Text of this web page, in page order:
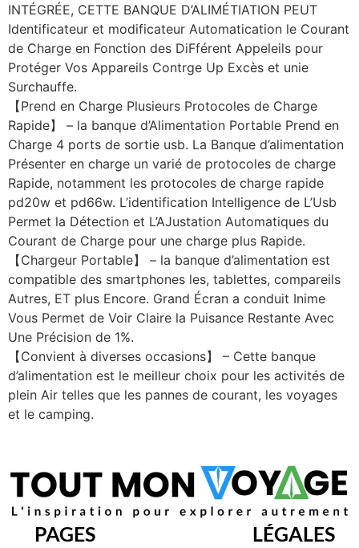
INTÉGRÉE, CETTE BANQUE D’ALIMÉTIATION PEUT
Identificateur et modificateur Automatication le Courant
de Charge en Fonction des DiFférent Appeleils pour
Protéger Vos Appareils Contrge Up Excès et unie
Surchauffe.
【Prend en Charge Plusieurs Protocoles de Charge
Rapide】 – la banque d’Alimentation Portable Prend en
Charge 4 ports de sortie usb. La Banque d’alimentation
Présenter en charge un varié de protocoles de charge
Rapide, notamment les protocoles de charge rapide
pd20w et pd66w. L’identification Intelligence de L’Usb
Permet la Détection et L’AJustation Automatiques du
Courant de Charge pour une charge plus Rapide.
【Chargeur Portable】 – la banque d’alimentation est
compatible des smartphones les, tablettes, compareils
Autres, ET plus Encore. Grand Écran a conduit Inime
Vous Permet de Voir Claire la Puisance Restante Avec
Une Précision de 1%.
【Convient à diverses occasions】 – Cette banque
d’alimentation est le meilleur choix pour les activités de
plein Air telles que les pannes de courant, les voyages
et le camping.
PAGES LÉGALES